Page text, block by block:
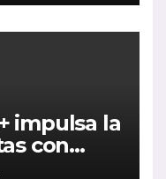
impulsa la
con
eléctricos